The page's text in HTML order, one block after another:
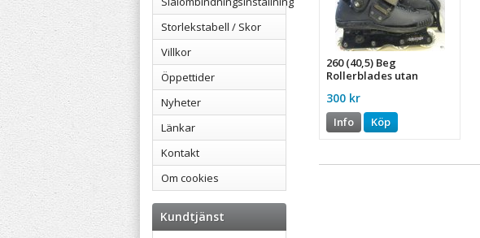
Storlekstabell / Skor
Villkor
Öppettider
Nyheter
Länkar
Kontakt
Om cookies
Kundtjänst
260 (40,5) Beg
Rollerblades utan
300 kr
Info Köp